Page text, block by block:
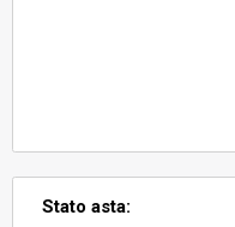
Stato asta: